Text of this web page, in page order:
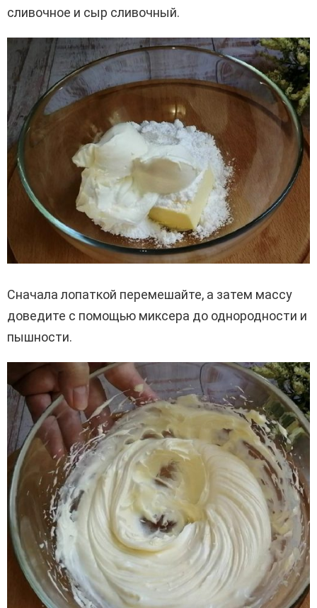
сливочное и сыр сливочный.
Сначала лопаткой перемешайте, а затем массу
доведите с помощью миксера до однородности и
пышности.